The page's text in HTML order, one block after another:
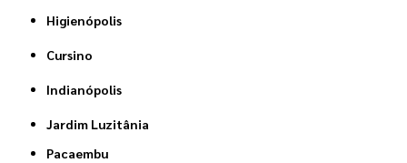
Higienópolis
Cursino
Indianópolis
Jardim Luzitânia
Pacaembu